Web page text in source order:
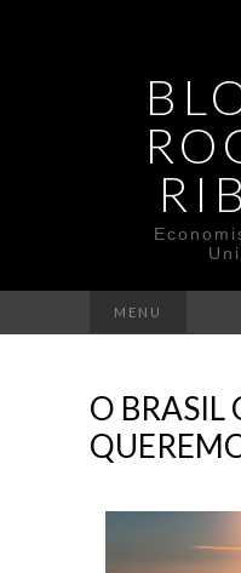
MENU
O BRASIL